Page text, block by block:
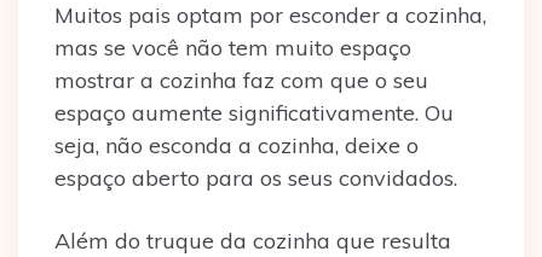
Muitos pais optam por esconder a cozinha,
mas se você não tem muito espaço
mostrar a cozinha faz com que o seu
espaço aumente significativamente. Ou
seja, não esconda a cozinha, deixe o
espaço aberto para os seus convidados.
Além do truque da cozinha que resulta